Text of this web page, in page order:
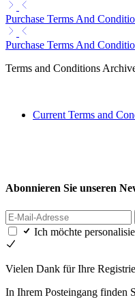
Purchase Terms And
Purchase Terms And
Terms and Conditions
Current Terms and
Abonnieren Sie unseren
Ich möchte
Vielen Dank für Ihre
In Ihrem Posteingang finden